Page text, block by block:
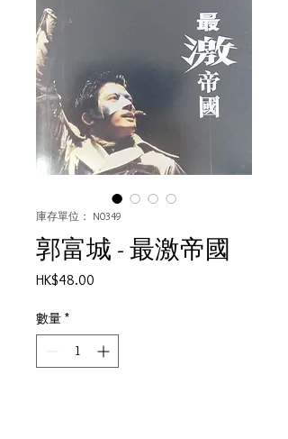
庫存單位： N0349
郭富城 - 最激帝國
HK$48.00
數量 *